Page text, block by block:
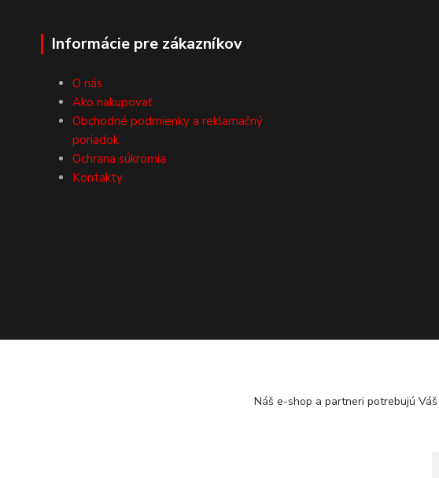
Informácie pre zákazníkov
O nás
Ako nakupovať
Obchodné podmienky a reklamačný
poriadok
Ochrana súkromia
Kontakty
Náš e-shop a partneri potrebujú Váš